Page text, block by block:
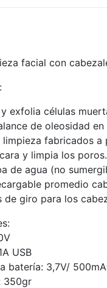
facial con
exfolia células
de oleosidad en
fabricados a
y limpia los
de agua (no
promedio
de giro para los
USB
batería: 3,7V/
350gr